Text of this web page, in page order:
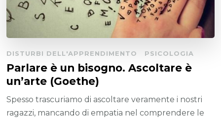
DISTURBI DELL'APPRENDIMENTO PSICOLOGIA
Parlare è un bisogno. Ascoltare è
un’arte (Goethe)
Spesso trascuriamo di ascoltare veramente i nostri
ragazzi, mancando di empatia nel comprendere le